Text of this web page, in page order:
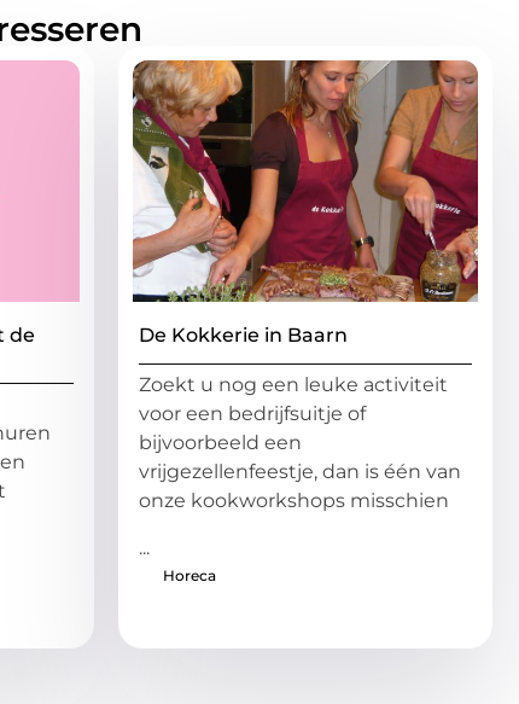
de
De Kokkerie in Baarn
Zoekt u nog een leuke activiteit
voor een bedrijfsuitje of
bijvoorbeeld een
vrijgezellenfeestje, dan is één van
onze kookworkshops misschien
...
Horeca